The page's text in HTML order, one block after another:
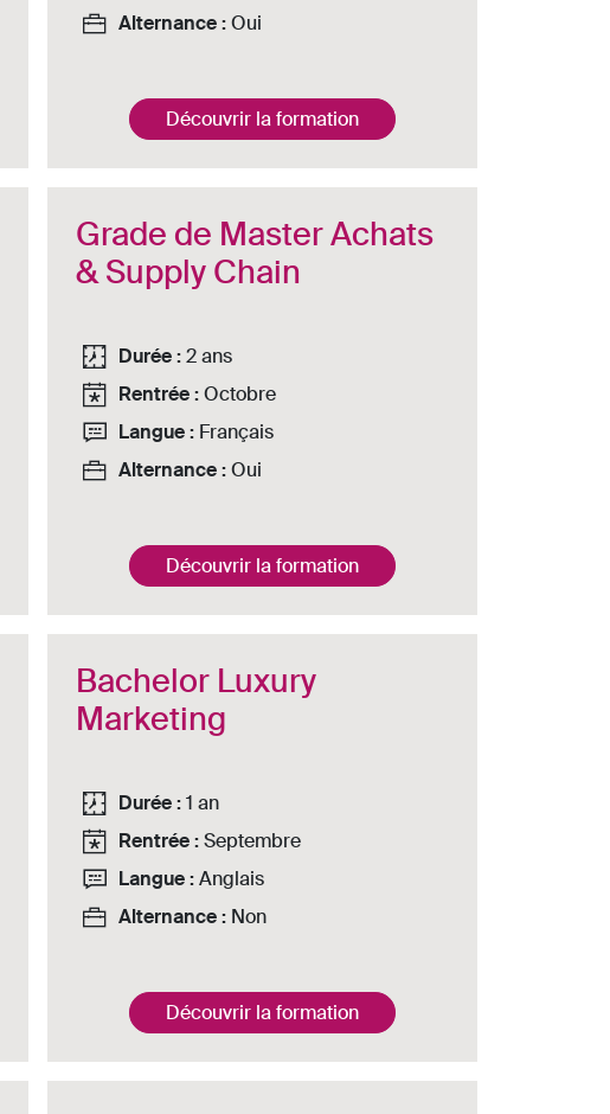
Alternance : Oui
Découvrir la formation
Grade de Master Achats
& Supply Chain
Durée : 2 ans
Rentrée : Octobre
Langue : Français
Alternance : Oui
Découvrir la formation
Bachelor Luxury
Marketing
Durée : 1 an
Rentrée : Septembre
Langue : Anglais
Alternance : Non
Découvrir la formation